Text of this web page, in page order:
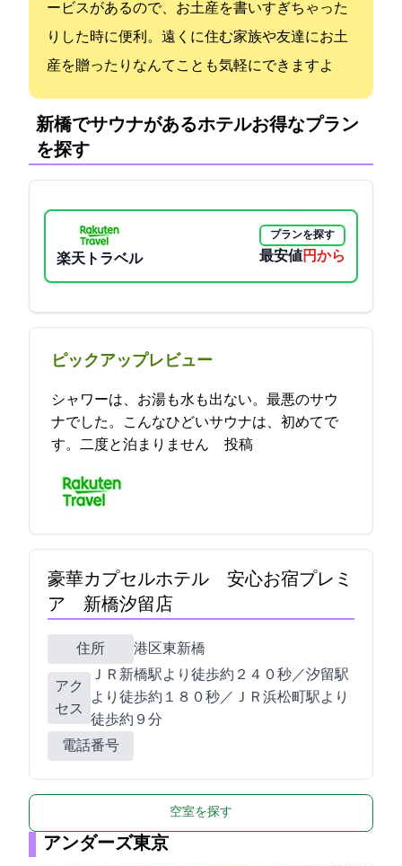
ービスがあるので、お土産を書いすぎちゃった
りした時に便利。遠くに住む家族や友達にお土
産を贈ったりなんてことも気軽にできますよ
新橋でサウナがあるホテル:お得なプラン
を探す
楽天トラベル
プランを探す
最安値3500円から
ピックアップレビュー
シャワーは、お湯も水も出ない。最悪のサウ
ナでした。こんなひどいサウナは、初めてで
す。二度と泊まりません 2023-04-22 16:51:22投稿
豪華カプセルホテル 安心お宿プレミ
ア 新橋汐留店
住所 港区東新橋2-7-8
アク
セス
ＪＲ新橋駅より徒歩約２４０秒／汐留駅
より徒歩約１８０秒／ＪＲ浜松町駅より
徒歩約９分
電話番号
空室を探す
アンダーズ東京